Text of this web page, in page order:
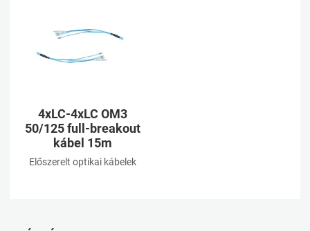
4xLC-4xLC OM3
50/125 full-breakout
kábel 15m
Előszerelt optikai kábelek